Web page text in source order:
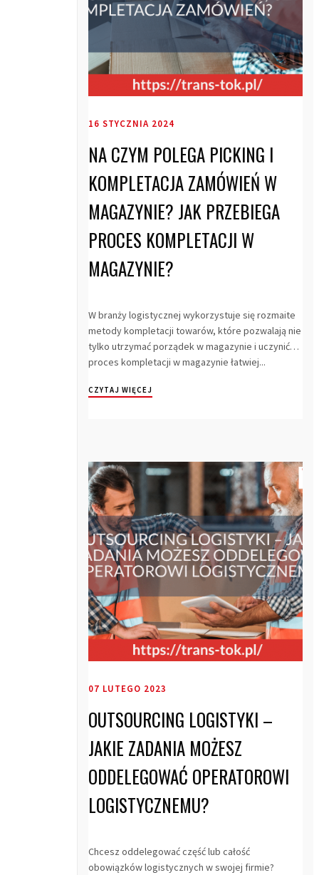
16 STYCZNIA 2024
NA CZYM POLEGA PICKING I
KOMPLETACJA ZAMÓWIEŃ W
MAGAZYNIE? JAK PRZEBIEGA
PROCES KOMPLETACJI W
MAGAZYNIE?
W branży logistycznej wykorzystuje się rozmaite
metody kompletacji towarów, które pozwalają nie
tylko utrzymać porządek w magazynie i uczynić
proces kompletacji w magazynie łatwiej...
CZYTAJ WIĘCEJ
07 LUTEGO 2023
OUTSOURCING LOGISTYKI –
JAKIE ZADANIA MOŻESZ
ODDELEGOWAĆ OPERATOROWI
LOGISTYCZNEMU?
Chcesz oddelegować część lub całość
obowiązków logistycznych w swojej firmie?